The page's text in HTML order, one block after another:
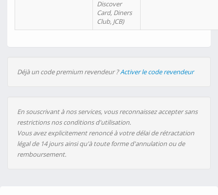
Discover
Card, Diners
Club, JCB)
Déjà un code premium revendeur ?Activer le code revendeur
En souscrivant à nos services, vous reconnaissez accepter sans
restrictions nos conditions d'utilisation.
Vous avez explicitement renoncé à votre délai de rétractation
légal de 14 jours ainsi qu'à toute forme d'annulation ou de
remboursement.